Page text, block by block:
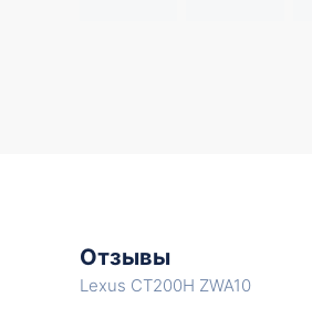
Отзывы
Lexus CT200H ZWA10